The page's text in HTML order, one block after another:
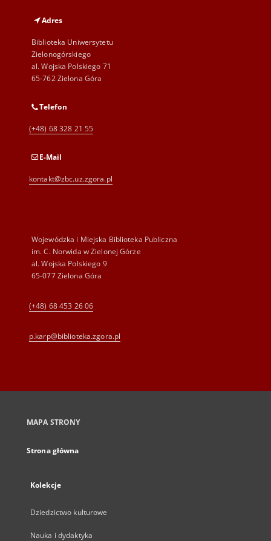
Adres
Biblioteka Uniwersytetu
Zielonogórskiego
al. Wojska Polskiego 71
65-762 Zielona Góra
Telefon
(+48) 68 328 21 55
E-Mail
kontakt@zbc.uz.zgora.pl
Wojewódzka i Miejska Biblioteka Publiczna
im. C. Norwida w Zielonej Górze
al. Wojska Polskiego 9
65-077 Zielona Góra
(+48) 68 453 26 06
p.karp@biblioteka.zgora.pl
MAPA STRONY
Strona główna
Kolekcje
Dziedzictwo kulturowe
Nauka i dydaktyka